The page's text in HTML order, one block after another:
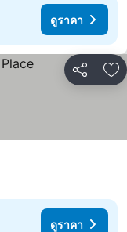
ดูราคา
แชร์ เ
ดูราคา